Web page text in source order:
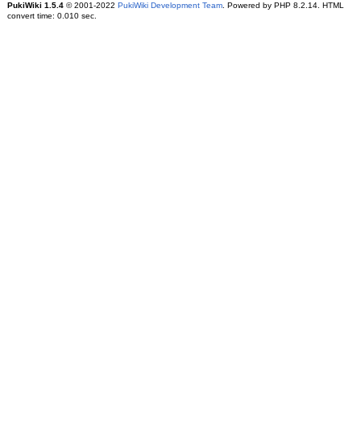
PukiWiki 1.5.4© 2001-2022 PukiWiki Development Team. Powered by PHP 8.2.14. HTML
convert time: 0.010 sec.